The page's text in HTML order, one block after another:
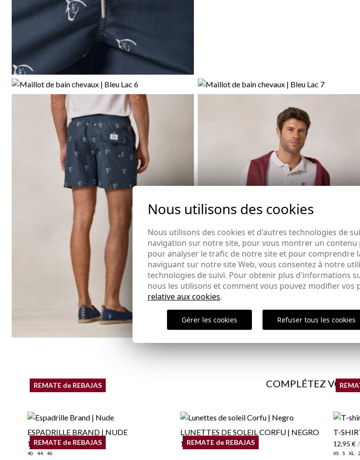
COMPLÉTEZ
REMATE de REBAJAS
ESPADRILLE BRAND | NUDE
19,95 € / 29,95 €
40 44 46
LUNETTES DE SOLEIL CORFU | NEGRO
19,95 € / 25,95 €
T-
12,95 € /
XS S XL
REMATE de REBAJAS REMATE de REBAJAS
Nous utilisons des cookies
Nous utilisons des cookies et d'autres technologies de
navigation sur notre site, pour vous montrer un contenu
pour analyser le trafic de notre site et pour comprendre
naviguant sur notre site Web, vous consentez à notre
technologies de suivi. Pour obtenir plus d'informations
nous les utilisons et comment vous pouvez modifier vos
relative aux cookies.
Gérer les cookies Refuser tous les cookies